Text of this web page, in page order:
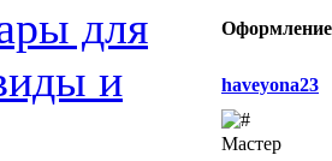
для
и
Оформление
haveyona23
Мастер